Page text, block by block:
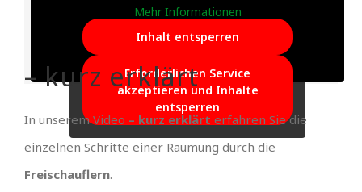
Mehr Informationen
Inhalt entsperren
Erforderlichen Service
akzeptieren und Inhalte
entsperren
– kurz erklärt
In unserem Video – kurz erklärt erfahren Sie die
einzelnen Schritte einer Räumung durch die
Freischauflern.